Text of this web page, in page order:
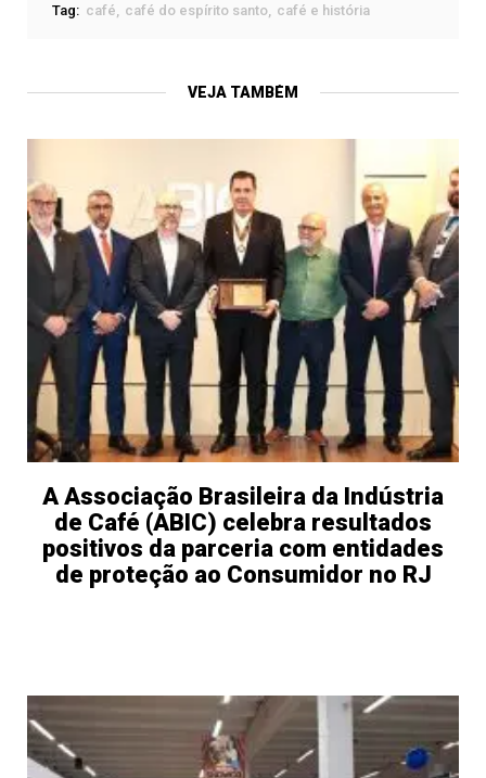
Tag: café café do espírito santo café e história
VEJA TAMBÉM
A Associação Brasileira da Indústria
de Café (ABIC) celebra resultados
positivos da parceria com entidades
de proteção ao Consumidor no RJ